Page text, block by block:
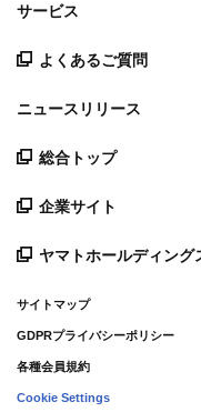
サービス
よくあるご質問
ニュースリリース
総合トップ
企業サイト
ヤマトホールディング
サイトマップ
GDPRプライバシーポリシー
各種会員規約
Cookie Settings